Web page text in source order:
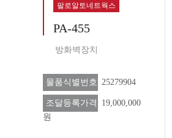
팔로알토네트웍스
PA-455
방화벽장치
물품식별번호 25279904
조달등록가격
19,000,000
원